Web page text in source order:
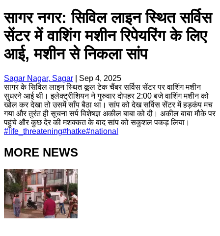
सागर नगर: सिविल लाइन स्थित सर्विस
सेंटर में वाशिंग मशीन रिपेयरिंग के लिए
आई, मशीन से निकला सांप
Sagar Nagar, Sagar
Sep 4, 2025
सागर के सिविल लाइन स्थित कूल टेक चैंबर सर्विस सेंटर पर वाशिंग मशीन
सुधरने आई थी। इलेक्ट्रीशियन ने गुरुवार दोपहर 2:00 बजे वाशिंग मशीन को
खोल कर देखा तो उसमें साँप बैठा था। सांप को देख सर्विस सेंटर में हड़कंप मच
गया और तुरंत ही सूचना सर्प विशेषज्ञ अकील बाबा को दी। अकील बाबा मौके पर
पहुंचे और कुछ देर की मशक्कत के बाद सांप को सकुशल पकड़ लिया।
# life_threatening#hatke#national
MORE NEWS